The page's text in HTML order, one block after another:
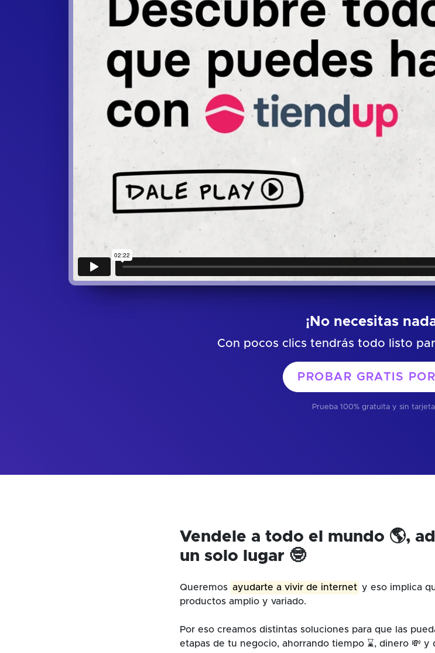
¡No necesitas
Con pocos clics tendrás todo listo
PROBAR GRATIS
Prueba 100% gratuita y sin
Vendele a todo el mundo 🌎,
un solo lugar 🤓
Queremos ayudarte a vivir de internet y eso implica
productos amplio y variado.
Por eso creamos distintas soluciones para que las
etapas de tu negocio, ahorrando tiempo ⌛, dinero 💸 y